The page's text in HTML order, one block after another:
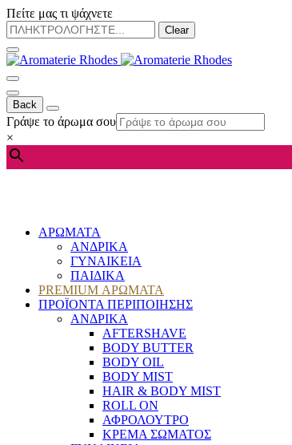
Πείτε μας τι ψάχνετε
Clear
Back
Γράψε το άρωμα σου
×
ΑΡΩΜΑΤΑ
ΑΝΔΡΙΚΑ
ΓΥΝΑΙΚΕΙΑ
ΠΑΙΔΙΚΑ
PREMIUM ΑΡΩΜΑΤΑ
ΠΡΟΪΟΝΤΑ ΠΕΡΙΠΟΙΗΣΗΣ
ΑΝΔΡΙΚΑ
AFTERSHAVE
BODY BUTTER
BODY OIL
BODY MIST
HAIR & BODY MIST
ROLL ON
ΑΦΡΟΛΟΥΤΡΟ
ΚΡΕΜΑ ΣΩΜΑΤΟΣ